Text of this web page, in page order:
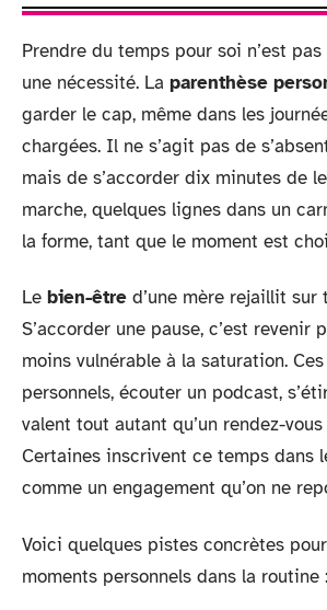
Prendre du temps pour soi n’est pas
une nécessité. La parenthèse
garder le cap, même dans les
chargées. Il ne s’agit pas de
mais de s’accorder dix minutes de
marche, quelques lignes dans un
la forme, tant que le moment est
Le bien-être d’une mère rejaillit sur
S’accorder une pause, c’est revenir
moins vulnérable à la saturation.
personnels, écouter un podcast,
valent tout autant qu’un rendez-
Certaines inscrivent ce temps dans
comme un engagement qu’on ne
Voici quelques pistes concrètes
moments personnels dans la routine :